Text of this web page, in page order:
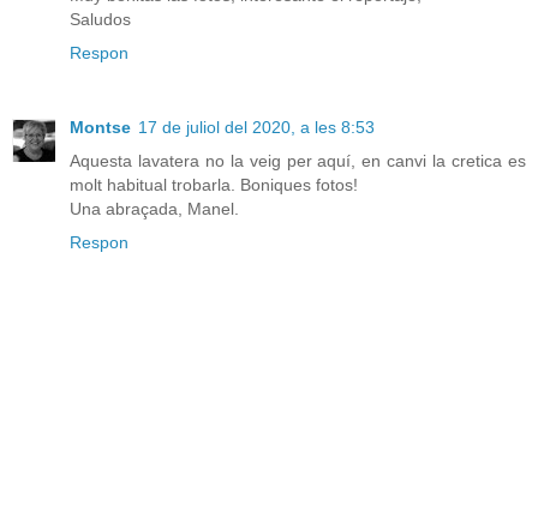
Saludos
Respon
Montse 17 de juliol del 2020, a les 8:53
Aquesta lavatera no la veig per aquí, en canvi la cretica es
molt habitual trobarla. Boniques fotos!
Una abraçada, Manel.
Respon